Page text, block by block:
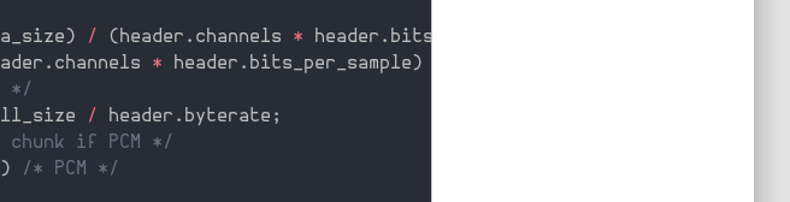
) / ( header . channels * header . bits_per_sample
. channels * header . bits_per_sample )
*/
/ header . byterate ;
chunk if PCM */
)
/* PCM */